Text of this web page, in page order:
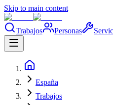
Skip to main content
Trabajos Personas
España
Trabajos